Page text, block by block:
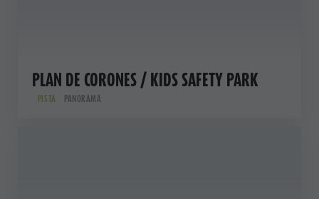
PLAN DE CORONES / KIDS SAFETY PARK
PISTA PANORAMA